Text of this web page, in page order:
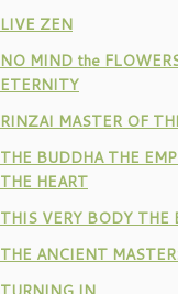
LIVE ZEN
NO MIND the
ETERNITY
RINZAI MASTER OF
THE BUDDHA THE
THE HEART
THIS VERY BODY THE
THE ANCIENT